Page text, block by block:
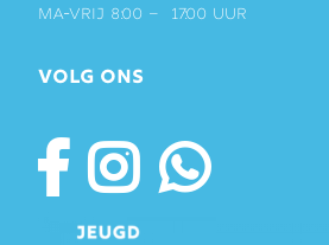
ma-vrij 8:00 – 17:00 uur
VOLG ONS